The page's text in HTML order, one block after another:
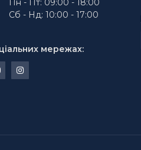
Пн - Пт: 09:00 - 18:00
Сб - Нд: 10:00 - 17:00
мережах: